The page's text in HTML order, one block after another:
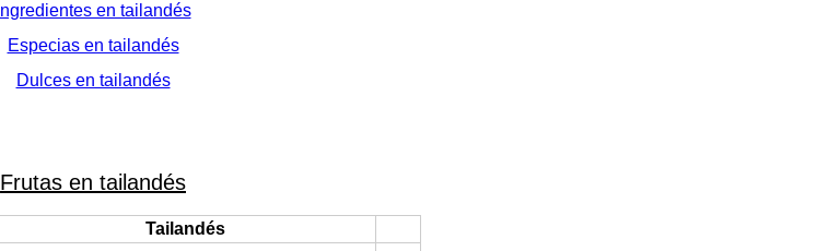
Ingredientes en tailandés
Especias en tailandés
Dulces en tailandés
Frutas en tailandés
Tailandés